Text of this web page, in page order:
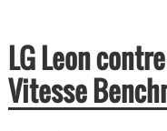
LG Leon
Vitesse